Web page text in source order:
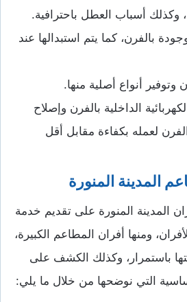
وكذلك أسباب العطل باحترافية.
بالفرن، كما يتم استبدالها عند
أنواع أصلية منها.
الداخلية بالفرن وإصلاح
لعمله بكفاءة مقابل أقل
المدينة المنورة
المدينة المنورة على تقديم خدمة
ومنها أفران المطاعم الكبيرة،
باستمرار، وكذلك الكشف على
التي نوضحها من خلال ما يلي: